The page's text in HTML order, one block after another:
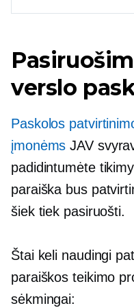
verslo
Paskolos
įmonėms JAV
padidintumėte
paraiška bus
šiek tiek pasiruošti.
Štai keli naudingi
paraiškos teikimo
sėkmingai: